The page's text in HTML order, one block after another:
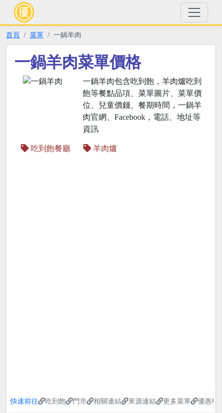
首頁 菜單 一鍋羊肉
一鍋羊肉菜單價格
一鍋羊肉包含吃到飽，羊肉爐吃到
飽等餐點品項、菜單圖片、菜單價
位、兒童價錢、餐期時間，一鍋羊
肉官網、Facebook，電話、地址等
資訊
吃到飽餐廳 羊肉爐
快速前往 吃到飽 門市 相關連結 來源連結 更多菜單 優惠餐